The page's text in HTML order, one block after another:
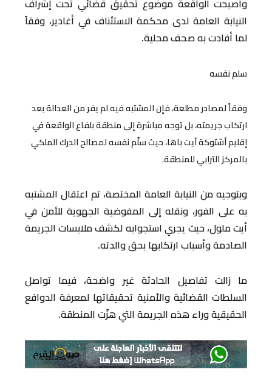
النيابة العامة لدى محكمة الاستئناف في أغادير، وفقاً
لما أفادت به صحف محلية.
سلم نفسه
وفقاً لمصادر مطلعة، فإن المشتبه فيه لم يفر من العدالة بعد
ارتكاب جريمته، بل توجه مباشرة إلى منطقة بلفاع الواقعة في
إقليم أشتوكة آيت باها، حيث سلّم نفسه لمصالح الدرك الملكي
بالمركز الترابي للمنطقة.
وبتوجيه من النيابة العامة المختصة، تم اعتقال المشتبه
به على الفور، ونقله إلى المفوضية الجهوية للأمن في
أيت ملول، حيث يجري استجوابه لكشف ملابسات الجريمة
الصادمة وأسباب ارتكابها بحق والدته.
ما زالت تفاصيل الحادثة غير واضحة، فيما تواصل
السلطات القضائية والأمنية تحقيقاتها لمعرفة الدوافع
الحقيقية وراء هذه الجريمة التي هزّت المنطقة.